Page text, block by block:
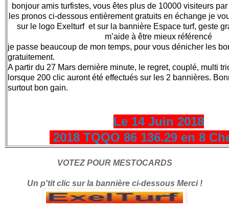
bonjour amis turfistes, vous êtes plus de 10000 visiteurs
les pronos ci-dessous entièrement gratuits en échange je
sur le logo Exelturf et sur la bannière Espace turf, geste
m’aide à être mieux référencé
je passe beaucoup de mon temps, pour vous dénicher les
gratuitement.
A partir du 27 Mars dernière minute, le regret, couplé, multi
lorsque 200 clic auront été effectués sur les 2 bannières.
surtout bon gain.
Le 14 Juin 2018
2018 TQQO 86 136.29 en 8
VOTEZ POUR MESTOCARDS
Un p'tit clic sur la bannière ci-dessous Merci !